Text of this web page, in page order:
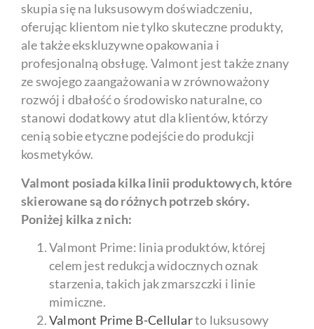
skupia się na luksusowym doświadczeniu,
oferując klientom nie tylko skuteczne produkty,
ale także ekskluzywne opakowania i
profesjonalną obsługę. Valmont jest także znany
ze swojego zaangażowania w zrównoważony
rozwój i dbałość o środowisko naturalne, co
stanowi dodatkowy atut dla klientów, którzy
cenią sobie etyczne podejście do produkcji
kosmetyków.
Valmont posiada kilka linii produktowych, które
skierowane są do różnych potrzeb skóry.
Poniżej kilka z nich:
Valmont Prime: linia produktów, której
celem jest redukcja widocznych oznak
starzenia, takich jak zmarszczki i linie
mimiczne.
Valmont Prime B-Cellularto luksusowy